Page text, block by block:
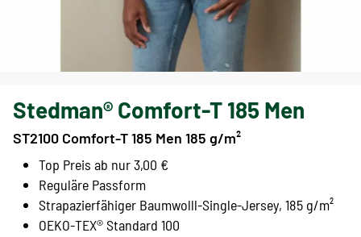
Stedman® Comfort-T 185 Men
ST2100 Comfort-T 185 Men 185 g/m²
Top Preis ab nur 3,00 €
Reguläre Passform
Strapazierfähiger Baumwolll-Single-Jersey, 185 g/m²
OEKO-TEX® Standard 100